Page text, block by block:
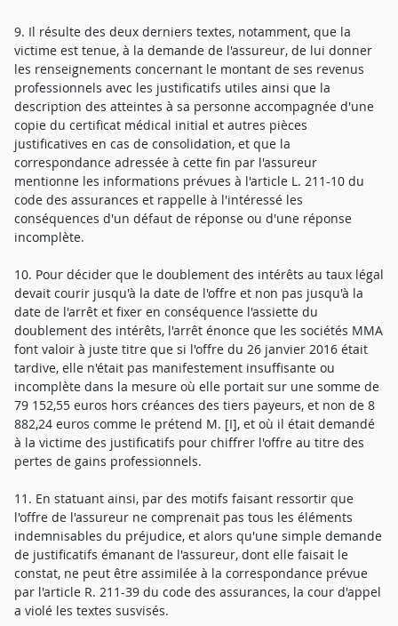
9. Il résulte des deux derniers textes, notamment, que la
victime est tenue, à la demande de l'assureur, de lui donner
les renseignements concernant le montant de ses revenus
professionnels avec les justificatifs utiles ainsi que la
description des atteintes à sa personne accompagnée d'une
copie du certificat médical initial et autres pièces
justificatives en cas de consolidation, et que la
correspondance adressée à cette fin par l'assureur
mentionne les informations prévues à l'article L. 211-10 du
code des assurances et rappelle à l'intéressé les
conséquences d'un défaut de réponse ou d'une réponse
incomplète.
10. Pour décider que le doublement des intérêts au taux légal
devait courir jusqu'à la date de l'offre et non pas jusqu'à la
date de l'arrêt et fixer en conséquence l'assiette du
doublement des intérêts, l'arrêt énonce que les sociétés MMA
font valoir à juste titre que si l'offre du 26 janvier 2016 était
tardive, elle n'était pas manifestement insuffisante ou
incomplète dans la mesure où elle portait sur une somme de
79 152,55 euros hors créances des tiers payeurs, et non de 8
882,24 euros comme le prétend M. [I], et où il était demandé
à la victime des justificatifs pour chiffrer l'offre au titre des
pertes de gains professionnels.
11. En statuant ainsi, par des motifs faisant ressortir que
l'offre de l'assureur ne comprenait pas tous les éléments
indemnisables du préjudice, et alors qu'une simple demande
de justificatifs émanant de l'assureur, dont elle faisait le
constat, ne peut être assimilée à la correspondance prévue
par l'article R. 211-39 du code des assurances, la cour d'appel
a violé les textes susvisés.